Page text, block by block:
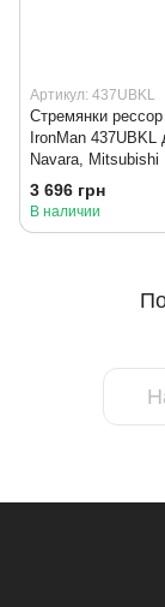
Артикул: 437UBKL
Стремянки
IronMan
Navara, Mitsubishi
Toyota Hilux
3 696 грн
В наличии